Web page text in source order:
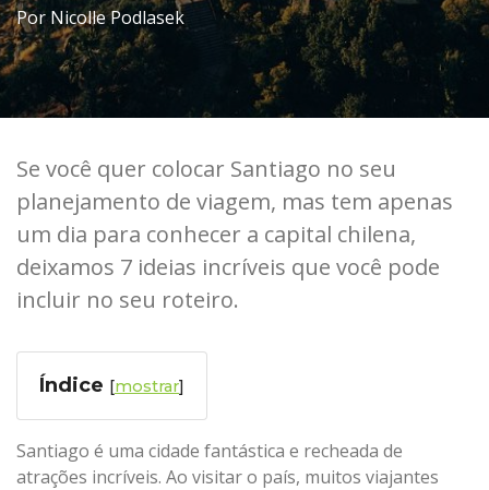
Por Nicolle Podlasek
Se você quer colocar Santiago no seu
planejamento de viagem, mas tem apenas
um dia para conhecer a capital chilena,
deixamos 7 ideias incríveis que você pode
incluir no seu roteiro.
Índice [ ]
Santiago é uma cidade fantástica e recheada de
atrações incríveis. Ao visitar o país, muitos viajantes